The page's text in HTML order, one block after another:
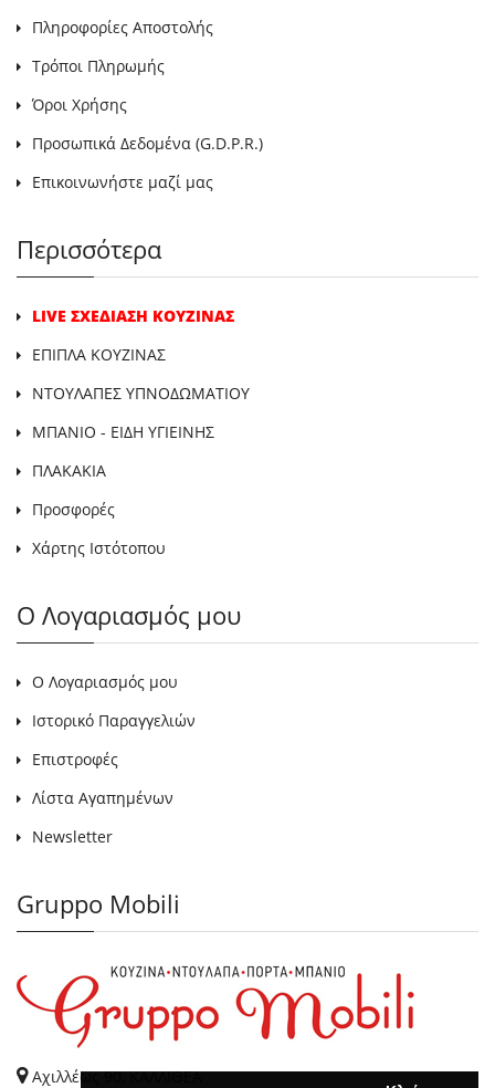
Πληροφορίες Αποστολής
Τρόποι Πληρωμής
Όροι Χρήσης
Προσωπικά Δεδομένα (G.D.P.R.)
Επικοινωνήστε μαζί μας
Περισσότερα
LIVE ΣΧΕΔΙΑΣΗ ΚΟΥΖΙΝΑΣ
ΕΠΙΠΛΑ ΚΟΥΖΙΝΑΣ
ΝΤΟΥΛΑΠΕΣ ΥΠΝΟΔΩΜΑΤΙΟΥ
ΜΠΑΝΙΟ - ΕΙΔΗ ΥΓΙΕΙΝΗΣ
ΠΛΑΚΑΚΙΑ
Προσφορές
Χάρτης Ιστότοπου
Ο Λογαριασμός μου
Ο Λογαριασμός μου
Ιστορικό Παραγγελιών
Επιστροφές
Λίστα Αγαπημένων
Newsletter
Gruppo Mobili
Αχιλλέως 90, ΚΑΛΛΙΘΕΑ